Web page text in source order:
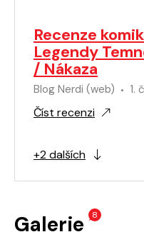
Recenze
Legendy
/ Nákaza
Blog Nerdi (web) 1.
Číst recenzi
+2 dalších
Galerie 8